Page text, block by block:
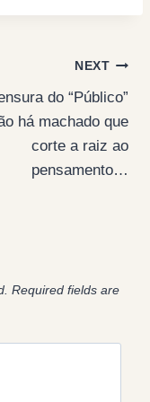
NEXT
do “Público”
há machado que
corte a raiz ao
pensamento…
Required fields are